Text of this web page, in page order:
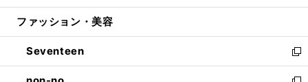
開
ウ
開
く
ン
ウ
で
開
ウ
ン
ド
ウ
ファッション・美容
Seventeen
新
し